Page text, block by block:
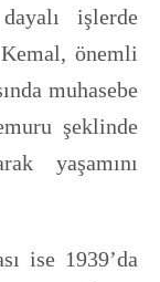
işlerde
önemli
muhasebe
şeklinde
yaşamını
ise 1939’da